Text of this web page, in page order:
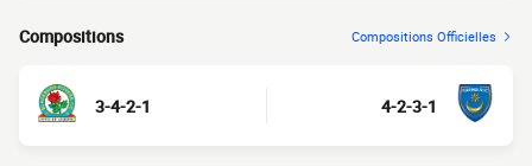
Compositions Compositions Officielles
3-4-2-1 4-2-3-1